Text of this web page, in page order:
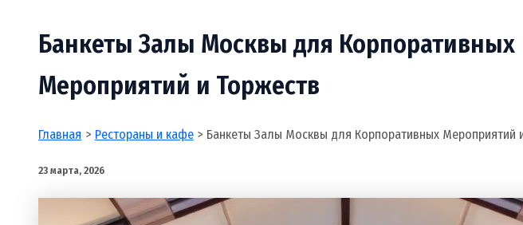
Банкеты Залы Москвы для Корпоративных
Мероприятий и Торжеств
Главная Рестораны и кафе Банкеты Залы Москвы для Корпоративных Мероприятий
23 марта, 2026